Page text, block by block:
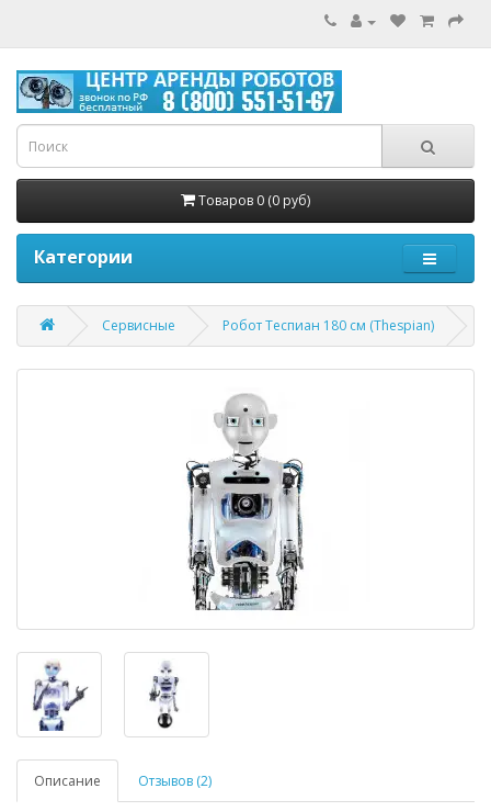
Товаров 0 (0 руб)
Категории
Сервисные Робот Теспиан 180 см (Thespian)
Описание Отзывов (2)